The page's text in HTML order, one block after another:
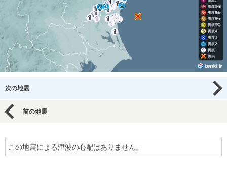
次の地震
前の地震
この地震による津波の心配はありません。